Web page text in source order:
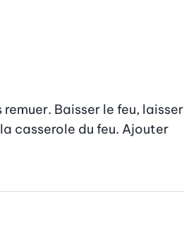
Baisser le feu, laisser
casserole du feu. Ajouter